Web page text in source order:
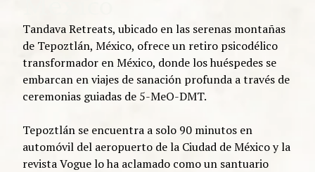
Tandava Retreats, ubicado en las serenas montañas
de Tepoztlán, México, ofrece un retiro psicodélico
transformador en México, donde los huéspedes se
embarcan en viajes de sanación profunda a través de
ceremonias guiadas de 5-MeO-DMT.
Tepoztlán se encuentra a solo 90 minutos en
automóvil del aeropuerto de la Ciudad de México y la
revista Vogue lo ha aclamado como un santuario